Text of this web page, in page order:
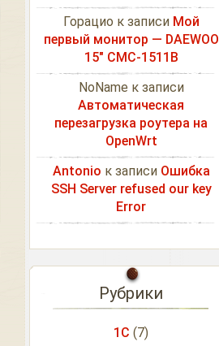
Горацио к записи Мой
первый монитор — DAEWOO
15″ CMC-1511B
NoName к записи
Автоматическая
перезагрузка роутера на
OpenWrt
Antonio к записи Ошибка
SSH Server refused our key
Error
Рубрики
1С (7)